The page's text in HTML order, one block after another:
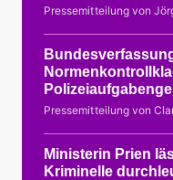
Pressemitteilung von
Pressemitteilung von
Ministerin Prien
Kriminelle